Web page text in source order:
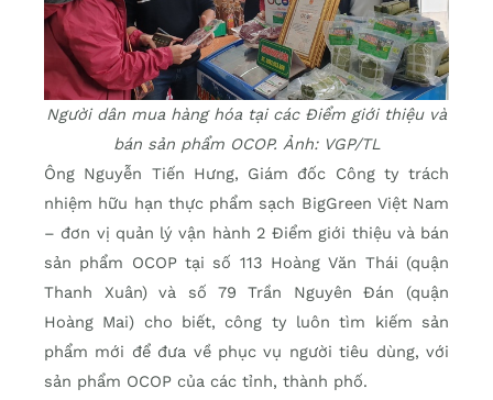
Người dân mua hàng hóa tại các Điểm giới thiệu và
bán sản phẩm OCOP. Ảnh: VGP/TL
Ông Nguyễn Tiến Hưng, Giám đốc Công ty trách
nhiệm hữu hạn thực phẩm sạch BigGreen Việt Nam
– đơn vị quản lý vận hành 2 Điểm giới thiệu và bán
sản phẩm OCOP tại số 113 Hoàng Văn Thái (quận
Thanh Xuân) và số 79 Trần Nguyên Đán (quận
Hoàng Mai) cho biết, công ty luôn tìm kiếm sản
phẩm mới để đưa về phục vụ người tiêu dùng, với
sản phẩm OCOP của các tỉnh, thành phố.